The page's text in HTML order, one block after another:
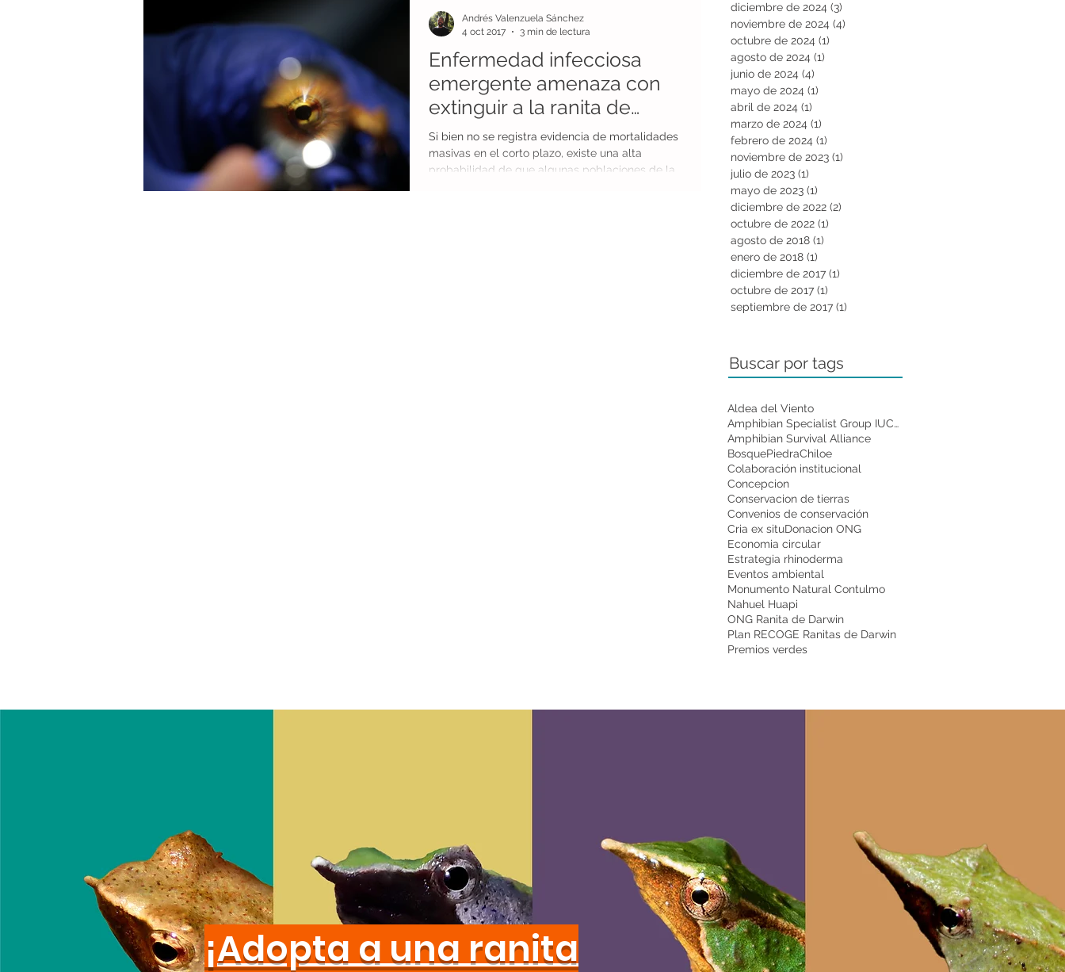
Enfermedad infecciosa
emergente amenaza con
extinguir a la ranita de
Darwin
Si bien no se registra evidencia de mortalidades
masivas en el corto plazo, existe una alta
probabilidad de que algunas poblaciones de la...
Andrés Valenzuela Sánchez
4 oct 2017
3 min de lectura
diciembre de 2024 (3)
noviembre de 2024 (4)
octubre de 2024 (1)
agosto de 2024 (1)
junio de 2024 (4)
mayo de 2024 (1)
abril de 2024 (1)
marzo de 2024 (1)
febrero de 2024 (1)
noviembre de 2023 (1)
julio de 2023 (1)
mayo de 2023 (1)
diciembre de 2022 (2)
octubre de 2022 (1)
agosto de 2018 (1)
enero de 2018 (1)
diciembre de 2017 (1)
octubre de 2017 (1)
septiembre de 2017 (1)
Buscar por tags
Aldea del Viento
Amphibian Specialist Group IUCN
Amphibian Survival Alliance
BosquePiedraChiloe
Colaboración institucional
Concepcion
Conservacion de tierras
Convenios de conservación
Cria ex situDonacion ONG
Economia circular
Estrategia rhinoderma
Eventos ambiental
Monumento Natural Contulmo
Nahuel Huapi
ONG Ranita de Darwin
Plan RECOGE Ranitas de Darwin
Premios verdes
¡Adopta a una ranita